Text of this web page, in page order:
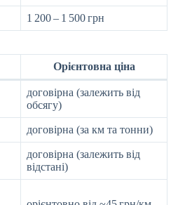
1 200 – 1 500 грн
Орієнтовна ціна
договірна (залежить від
обсягу)
договірна (за км та тонни)
договірна (залежить від
відстані)